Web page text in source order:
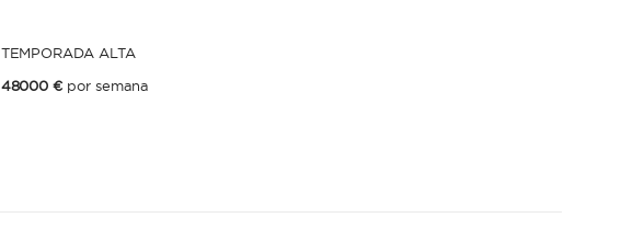
TEMPORADA ALTA
48000 € por semana